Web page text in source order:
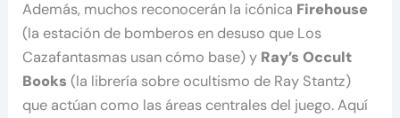
Además, muchos reconocerán la icónica Firehouse
(la estación de bomberos en desuso que Los
Cazafantasmas usan cómo base) y Ray’s Occult
Books (la librería sobre ocultismo de Ray Stantz)
que actúan como las áreas centrales del juego. Aquí